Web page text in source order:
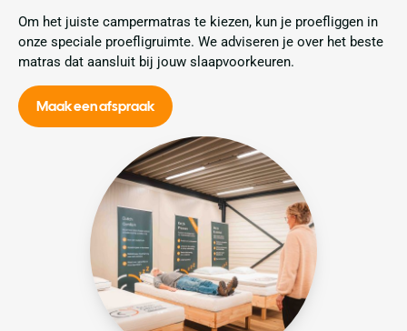
Om het juiste campermatras te kiezen, kun je proefliggen in
onze speciale proefligruimte. We adviseren je over het beste
matras dat aansluit bij jouw slaapvoorkeuren.
Maak een afspraak